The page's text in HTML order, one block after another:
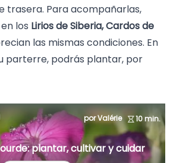
trasera. Para acompañarlas,
los Lirios de Siberia,Cardos de
las mismas condiciones. En
parterre, podrás plantar, por
por Valérie 10 min.
plantar, cultivar y cuidar